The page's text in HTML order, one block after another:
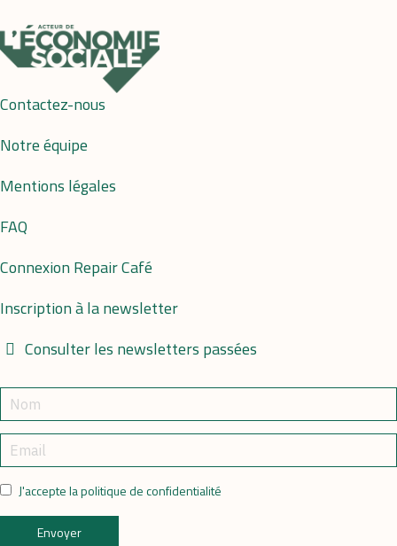
Contactez-nous
Notre équipe
Mentions légales
FAQ
Connexion Repair Café
Inscription à la newsletter
Consulter les newsletters passées
J'accepte la politique de confidentialité
Envoyer